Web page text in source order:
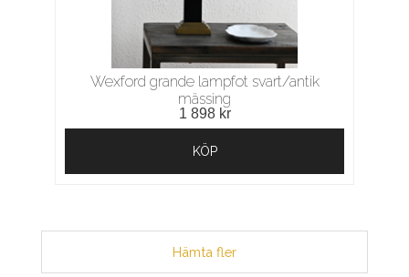
Wexford grande lampfot svart/antik
mässing
1 898 kr
KÖP
Hämta fler